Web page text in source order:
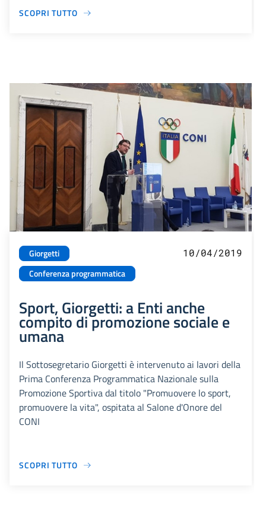
SCOPRI TUTTO
Giorgetti
Conferenza programmatica
10/04/2019
Sport, Giorgetti: a Enti anche
compito di promozione sociale e
umana
Il Sottosegretario Giorgetti è intervenuto ai lavori della
Prima Conferenza Programmatica Nazionale sulla
Promozione Sportiva dal titolo "Promuovere lo sport,
promuovere la vita", ospitata al Salone d'Onore del
CONI
SCOPRI TUTTO